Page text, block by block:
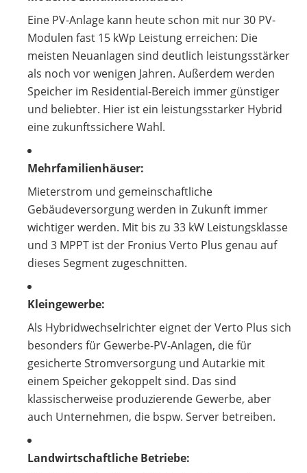
Eine PV-Anlage kann heute schon mit nur 30 PV-
Modulen fast 15 kWp Leistung erreichen: Die
meisten Neuanlagen sind deutlich leistungsstärker
als noch vor wenigen Jahren. Außerdem werden
Speicher im Residential-Bereich immer günstiger
und beliebter. Hier ist ein leistungsstarker Hybrid
eine zukunftssichere Wahl.
Mehrfamilienhäuser:
Mieterstrom und gemeinschaftliche
Gebäudeversorgung werden in Zukunft immer
wichtiger werden. Mit bis zu 33 kW Leistungsklasse
und 3 MPPT ist der Fronius Verto Plus genau auf
dieses Segment zugeschnitten.
Kleingewerbe:
Als Hybridwechselrichter eignet der Verto Plus sich
besonders für Gewerbe-PV-Anlagen, die für
gesicherte Stromversorgung und Autarkie mit
einem Speicher gekoppelt sind. Das sind
klassischerweise produzierende Gewerbe, aber
auch Unternehmen, die bspw. Server betreiben.
Landwirtschaftliche Betriebe: